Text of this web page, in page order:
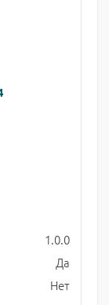
1.0.0
Да
Нет